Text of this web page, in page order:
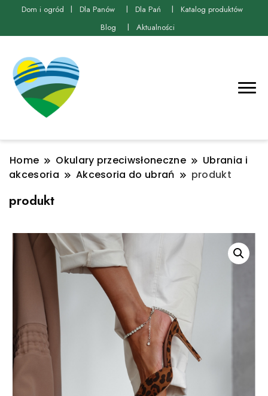
Dom i ogród Dla Panów Dla Pań
Katalog produktów
Blog
Aktualności
Home Okulary przeciwsłoneczne
Ubrania i
akcesoria
Akcesoria do ubrań produkt
produkt